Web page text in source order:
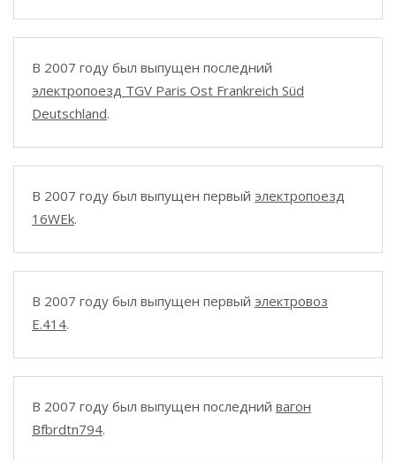
В 2007 году был выпущен последний
электропоезд TGV Paris Ost Frankreich Süd
Deutschland.
В 2007 году был выпущен первый электропоезд
16WEk.
В 2007 году был выпущен первый электровоз
E.414.
В 2007 году был выпущен последний вагон
Bfbrdtn794.